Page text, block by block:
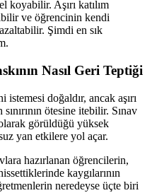
koyabilir. Aşırı katılım
ve öğrencinin kendi
Şimdi en sık
Nasıl Geri Teptiği
doğaldır, ancak aşırı
ötesine itebilir. Sınav
görüldüğü yüksek
yan etkilere yol açar.
hazırlanan öğrencilerin,
kaygılarının
neredeyse üçte biri